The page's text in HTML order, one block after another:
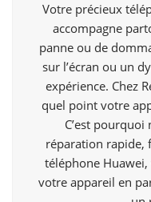
Votre précieux
accompagne
panne ou de
sur l’écran ou un
expérience. Chez
quel point votre
C’est
réparation rapide,
téléphone
votre appareil en